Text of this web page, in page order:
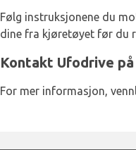
Følg instruksjonene du
dine fra kjøretøyet før du
Kontakt Ufodrive
For mer informasjon,